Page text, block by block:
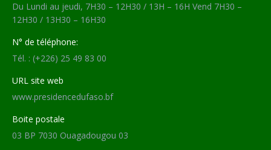
Du Lundi au jeudi, 7H30 – 12H30 / 13H – 16H Vend 7H30 –
12H30 / 13H30 – 16H30
N° de téléphone:
Tél. : (+226) 25 49 83 00
URL site web
www.presidencedufaso.bf
Boite postale
03 BP 7030 Ouagadougou 03